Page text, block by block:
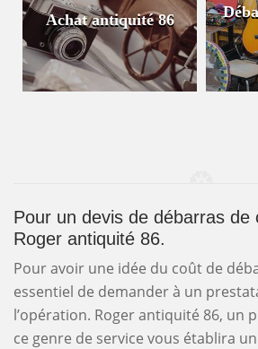
Achat antiquité 86
Pour un devis de débarras de
Roger antiquité 86.
Pour avoir une idée du coût de
essentiel de demander à un
l’opération. Roger antiquité 86, un
ce genre de service vous établira